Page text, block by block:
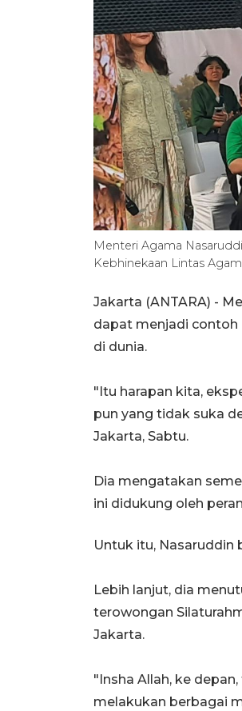
Menteri Agama
Kebhinekaan Lintas
Jakarta (ANTARA) -
dapat menjadi contoh
di dunia.
"Itu harapan kita,
pun yang tidak suka
Jakarta, Sabtu.
Dia mengatakan
ini didukung oleh
Untuk itu, Nasaruddin
Lebih lanjut, dia
terowongan
Jakarta.
"Insha Allah, ke
melakukan berbagai